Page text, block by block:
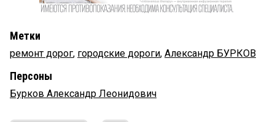
Метки
ремонт дорог, городские дороги, Александр БУРКОВ
Персоны
Бурков Александр Леонидович